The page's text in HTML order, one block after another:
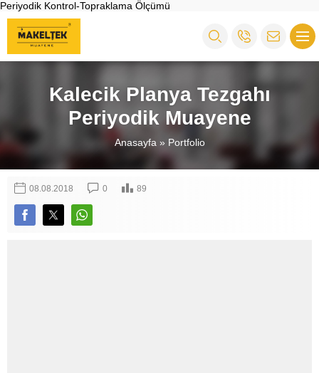
Periyodik Kontrol-Topraklama Ölçümü
Kalecik Planya Tezgahı
Periyodik Muayene
Anasayfa » Portfolio
08.08.2018 0 89